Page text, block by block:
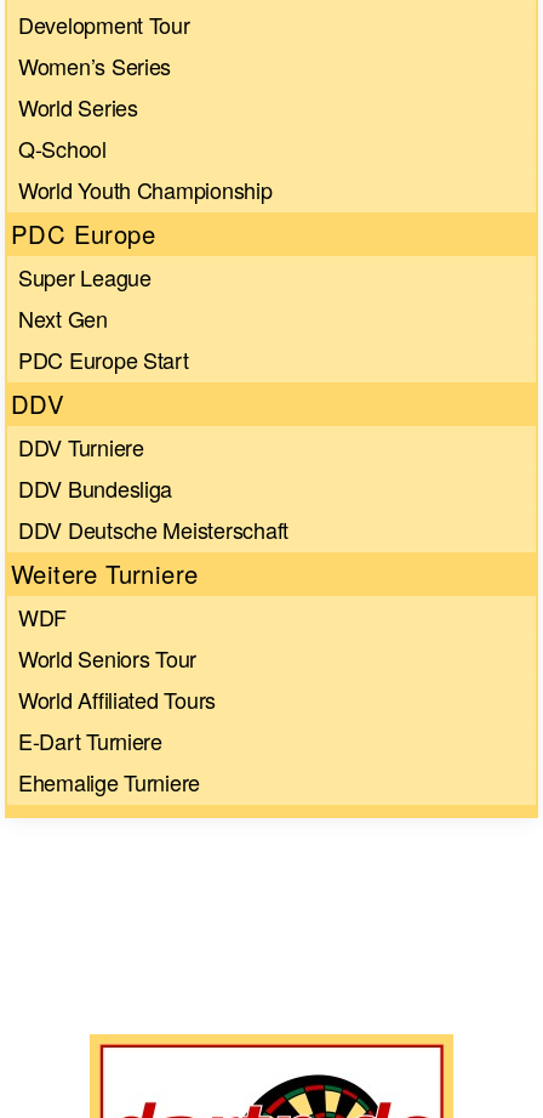
Development Tour
Women’s Series
World Series
Q-School
World Youth Championship
PDC Europe
Super League
Next Gen
PDC Europe Start
DDV
DDV Turniere
DDV Bundesliga
DDV Deutsche Meisterschaft
Weitere Turniere
WDF
World Seniors Tour
World Affiliated Tours
E-Dart Turniere
Ehemalige Turniere